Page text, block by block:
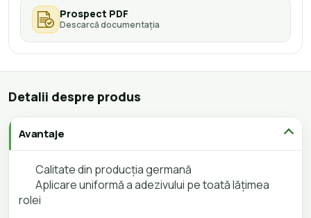
Prospect PDF
Descarcă documentația
Detalii despre produs
Avantaje
Calitate din producția germană
Aplicare uniformă a adezivului pe toată lățimea
rolei